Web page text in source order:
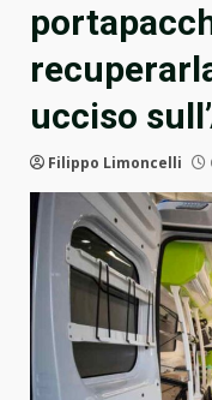
ucciso
Filippo Limoncelli